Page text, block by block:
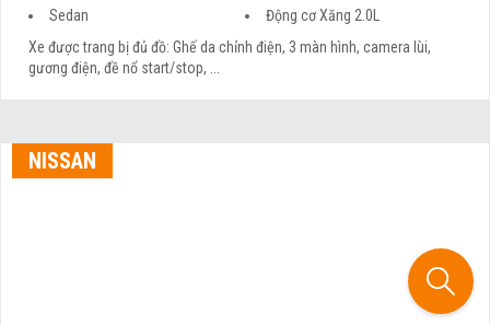
Sedan
Động cơ Xăng 2.0L
Xe được trang bị đủ đồ: Ghế da chỉnh điện, 3 màn hình, camera lùi,
gương điện, đề nổ start/stop, ...
NISSAN